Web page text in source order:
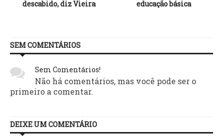
descabido, diz Vieira
educação básica
SEM COMENTÁRIOS
Sem Comentários!
Não há comentários, mas você pode ser o
primeiro a comentar.
DEIXE UM COMENTÁRIO